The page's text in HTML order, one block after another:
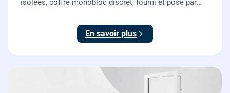
isolées, coffre monobloc discret, fourni et posé par
En savoir plus